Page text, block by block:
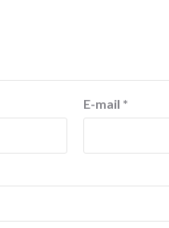
E-mail *